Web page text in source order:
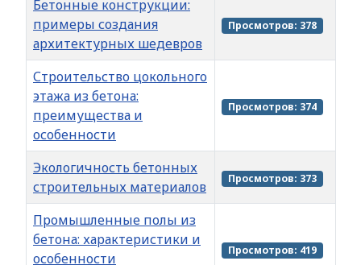
Бетонные конструкции:
примеры создания
архитектурных шедевров
Просмотров: 378
Строительство цокольного
этажа из бетона:
преимущества и
особенности
Просмотров: 374
Экологичность бетонных
строительных материалов
Просмотров: 373
Промышленные полы из
бетона: характеристики и
особенности
Просмотров: 419